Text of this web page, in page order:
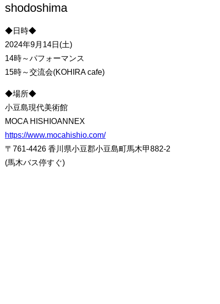
shodoshima
◆日時◆
2024年9月14日(土)
14時～パフォーマンス
15時～交流会(KOHIRA cafe)
◆場所◆
小豆島現代美術館
MOCA HISHIOANNEX
https://www.mocahishio.com/
〒761-4426 香川県小豆郡小豆島町馬木甲882-2
(馬木バス停すぐ)